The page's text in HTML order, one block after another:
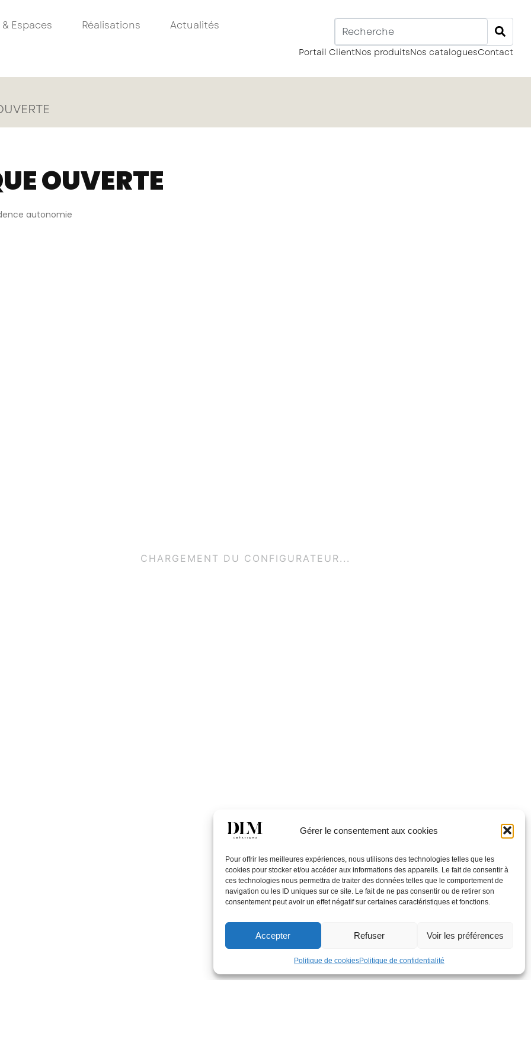
Gérer le consentement aux cookies
Pour offrir les meilleures expériences, nous utilisons des technologies telles que les
cookies pour stocker et/ou accéder aux informations des appareils. Le fait de consentir à
ces technologies nous permettra de traiter des données telles que le comportement de
navigation ou les ID uniques sur ce site. Le fait de ne pas consentir ou de retirer son
consentement peut avoir un effet négatif sur certaines caractéristiques et fonctions.
Accepter Refuser Voir les préférences
Politique de cookiesPolitique de confidentialité
Espaces Réalisations
Actualités
Portail ClientNos produitsNos cataloguesContact
OUVERTE
autonomie